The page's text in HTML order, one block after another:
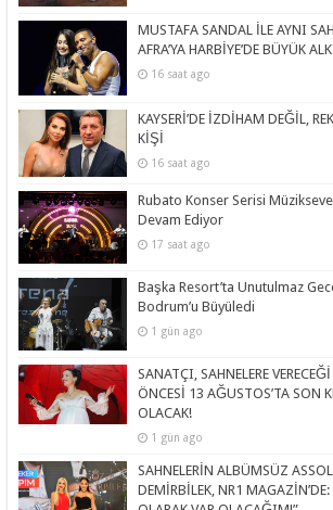
MUSTAFA SANDAL İLE AYNI
AFRA’YA HARBİYE’DE BÜYÜK
16 saat ago
KAYSERİ’DE İZDİHAM DEĞİL,
KİŞİ
16 saat ago
Rubato Konser Serisi
Devam Ediyor
17 saat ago
Başka Resort’ta Unutulmaz
Bodrum’u Büyüledi
1 gün ago
SANATÇI, SAHNELERE
ÖNCESİ 13 AĞUSTOS’TA SON
OLACAK!
1 gün ago
SAHNELERİN ALBÜMSÜZ
DEMİRBİLEK, NR1